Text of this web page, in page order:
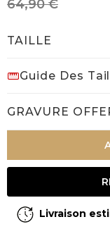
64,90 €
TAILLE
Guide Des
GRAVURE
Livraison